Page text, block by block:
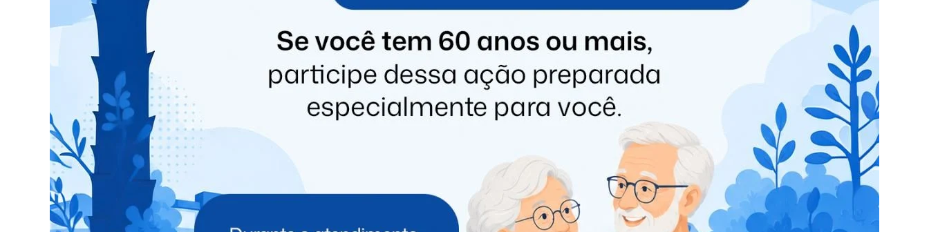
Todas as classes 00 – 30
Todas as classes 30 – 50 R$ – R$ –
Todas as classes 50 – 70 R$ – R$ –
Todas as classes
Todas as classes 13,59 R$